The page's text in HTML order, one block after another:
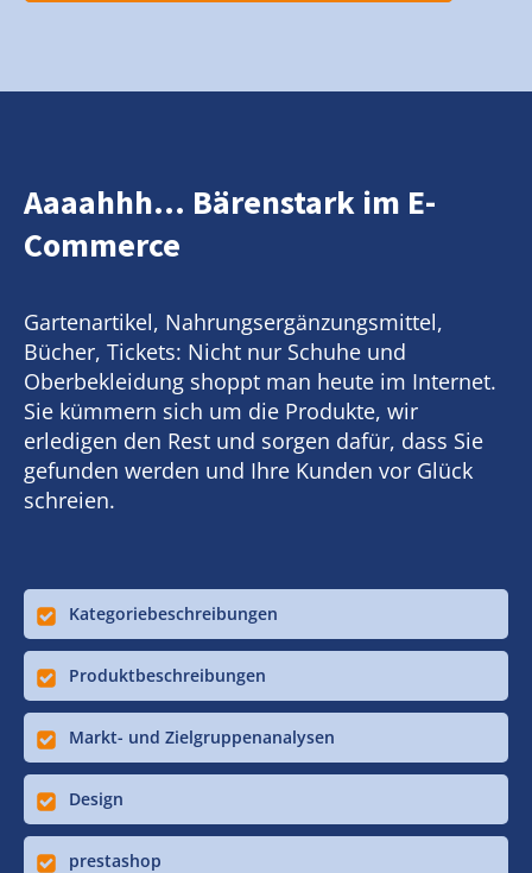
Aaaahhh... Bärenstark im E-
Commerce
Gartenartikel, Nahrungsergänzungsmittel,
Bücher, Tickets: Nicht nur Schuhe und
Oberbekleidung shoppt man heute im Internet.
Sie kümmern sich um die Produkte, wir
erledigen den Rest und sorgen dafür, dass Sie
gefunden werden und Ihre Kunden vor Glück
schreien.
Kategoriebeschreibungen
Produktbeschreibungen
Markt- und Zielgruppenanalysen
Design
prestashop